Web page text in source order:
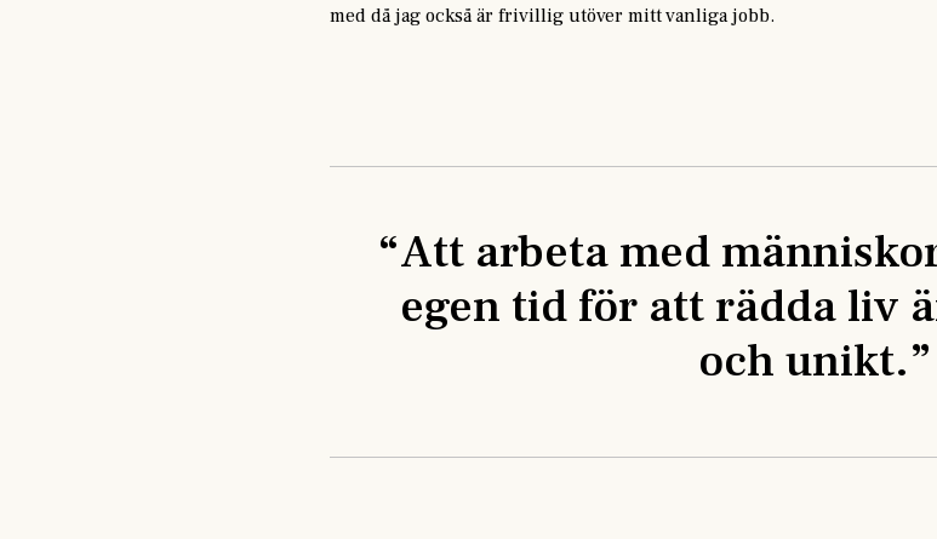
med då jag också är frivillig utöver mitt vanliga jobb.
“Att arbeta med
egen tid för att rädda liv
och unikt.”